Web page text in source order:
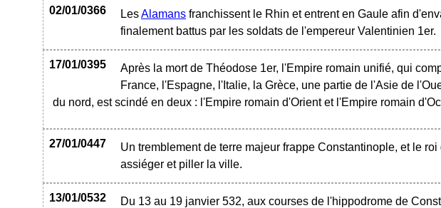
02/01/0366 LesAlamans franchissent le Rhin et entrent en Gaule afin
finalement battus par les soldats de l'empereur Valentinien 1er.
17/01/0395
Après la mort de Théodose 1er, l'Empire romain unifié, qui
France, l'Espagne, l'Italie, la Grèce, une partie de l'Asie de
du nord, est scindé en deux : l'Empire romain d'Orient et l'Empire romain
27/01/0447
Un tremblement de terre majeur frappe Constantinople, et le
assiéger et piller la ville.
13/01/0532
Du 13 au 19 janvier 532, aux courses de l'hippodrome de